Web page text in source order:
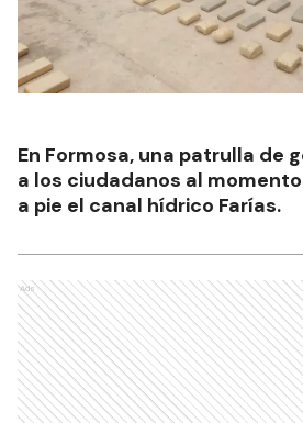
En Formosa, una patrulla de
a los ciudadanos al
a pie el canal hídrico Farías.
Ads